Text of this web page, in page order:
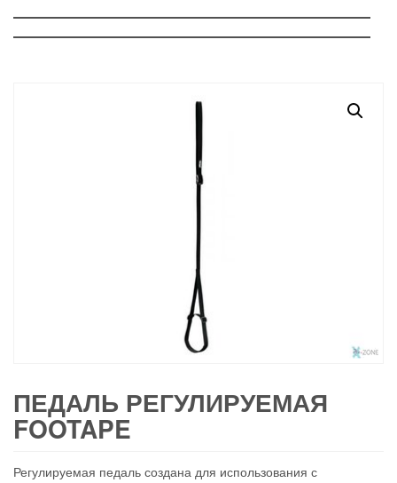
ПЕДАЛЬ РЕГУЛИРУЕМАЯ
FOOTAPE
Регулируемая педаль создана для использования с